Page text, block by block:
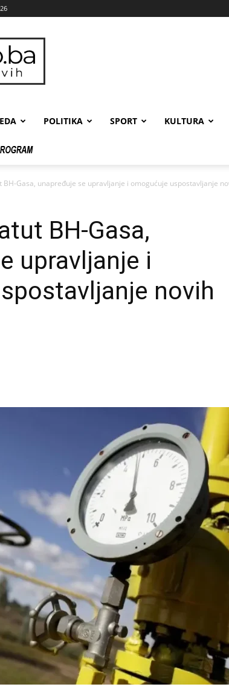
POLITIKA SPORT KULTURA
BH-Gasa, unapređuje se upravljanje i omogućuje uspostavljanje
BH-Gasa,
upravljanje i
novih